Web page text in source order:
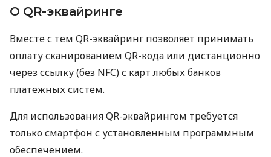
О QR-эквайринге
Вместе с тем QR-эквайринг позволяет принимать
оплату сканированием QR-кода или дистанционно
через ссылку (без NFC) с карт любых банков
платежных систем.
Для использования QR-эквайрингом требуется
только смартфон с установленным программным
обеспечением.